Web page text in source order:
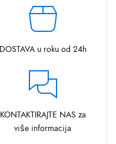
DOSTAVA u roku od 24h
KONTAKTIRAJTE NAS za
više informacija